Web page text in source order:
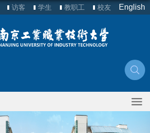
访客 学生 教职工 校友 English